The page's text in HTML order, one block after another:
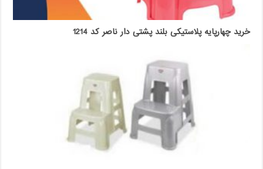
خرید چهارپایه پلاستیکی بلند پشتی دار ناصر کد 1214